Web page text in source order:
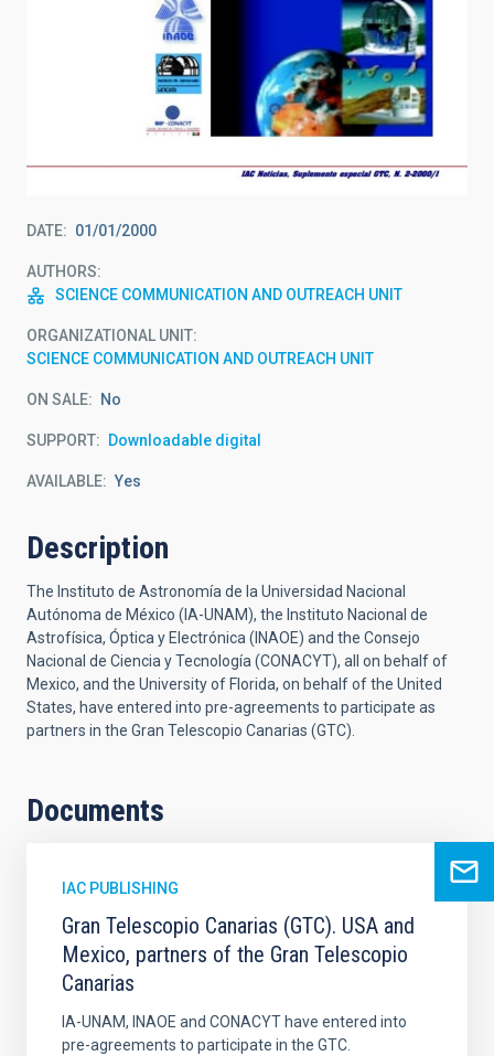
DATE 01/01/2000
AUTHORS
SCIENCE COMMUNICATION AND OUTREACH UNIT
ORGANIZATIONAL UNIT
SCIENCE COMMUNICATION AND OUTREACH UNIT
ON SALE No
SUPPORT Downloadable digital
AVAILABLE Yes
Description
The Instituto de Astronomía de la Universidad Nacional
Autónoma de México (IA-UNAM), the Instituto Nacional de
Astrofísica, Óptica y Electrónica (INAOE) and the Consejo
Nacional de Ciencia y Tecnología (CONACYT), all on behalf of
Mexico, and the University of Florida, on behalf of the United
States, have entered into pre-agreements to participate as
partners in the Gran Telescopio Canarias (GTC).
Documents
IAC PUBLISHING
Gran Telescopio Canarias (GTC). USA and
Mexico, partners of the Gran Telescopio
Canarias
IA-UNAM, INAOE and CONACYT have entered into
pre-agreements to participate in the GTC.